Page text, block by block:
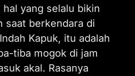
hal yang selalu bikin
saat berkendara di
Kapuk, itu adalah
tiba mogok di jam
akal. Rasanya